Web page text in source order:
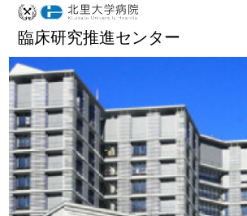
臨床研究推進センター